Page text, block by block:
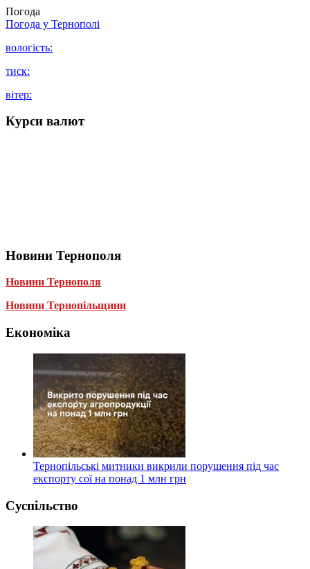
Погода
Погода у Тернополі
вологість:
тиск:
вітер:
Курси валют
Новини Тернополя
Новини Тернополя
Новини Тернопільщини
Економіка
Тернопільські митники викрили порушення під час
експорту сої на понад 1 млн грн
Суспільство